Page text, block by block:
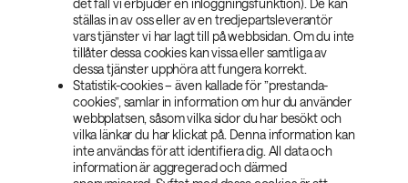
det fall vi erbjuder en inloggningsfunktion). De kan
ställas in av oss eller av en tredjepartsleverantör
vars tjänster vi har lagt till på webbsidan. Om du inte
tillåter dessa cookies kan vissa eller samtliga av
dessa tjänster upphöra att fungera korrekt.
Statistik-cookies – även kallade för ”prestanda-
cookies”, samlar in information om hur du använder
webbplatsen, såsom vilka sidor du har besökt och
vilka länkar du har klickat på. Denna information kan
inte användas för att identifiera dig. All data och
information är aggregerad och därmed